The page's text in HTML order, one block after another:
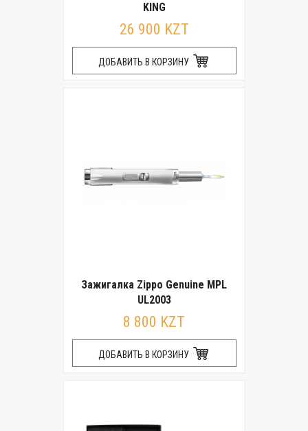
KING
26 900 KZT
ДОБАВИТЬ В КОРЗИНУ
Зажигалка Zippo Genuine MPL
UL2003
8 800 KZT
ДОБАВИТЬ В КОРЗИНУ